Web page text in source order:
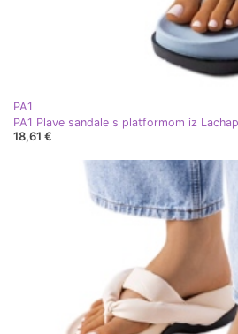
PA1
PA1 Plave sandale s platformom iz
18,61 €